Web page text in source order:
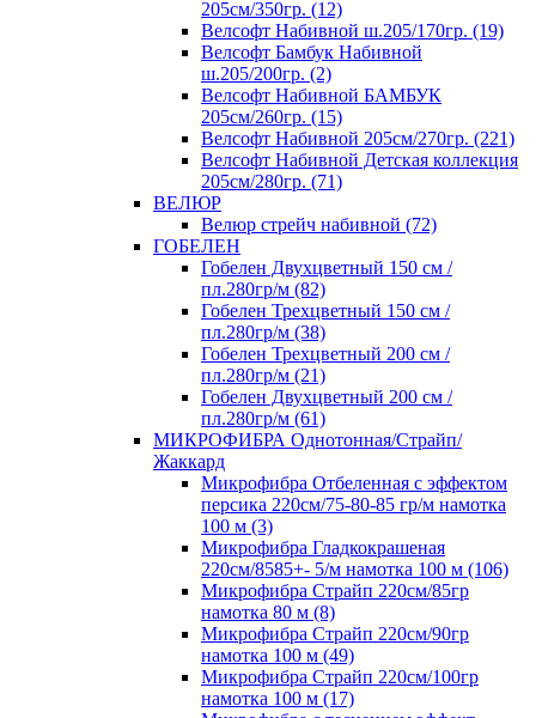
205см/350гр. (12)
Велсофт Набивной ш.205/170гр. (19)
Велсофт Бамбук Набивной
ш.205/200гр. (2)
Велсофт Набивной БАМБУК
205см/260гр. (15)
Велсофт Набивной 205см/270гр. (221)
Велсофт Набивной Детская коллекция
205см/280гр. (71)
ВЕЛЮР
Велюр стрейч набивной (72)
ГОБЕЛЕН
Гобелен Двухцветный 150 см /
пл.280гр/м (82)
Гобелен Трехцветный 150 см /
пл.280гр/м (38)
Гобелен Трехцветный 200 см /
пл.280гр/м (21)
Гобелен Двухцветный 200 см /
пл.280гр/м (61)
МИКРОФИБРА Однотонная/Страйп/
Жаккард
Микрофибра Отбеленная с эффектом
персика 220см/75-80-85 гр/м намотка
100 м (3)
Микрофибра Гладкокрашеная
220см/8585+- 5/м намотка 100 м (106)
Микрофибра Страйп 220см/85гр
намотка 80 м (8)
Микрофибра Страйп 220см/90гр
намотка 100 м (49)
Микрофибра Страйп 220см/100гр
намотка 100 м (17)